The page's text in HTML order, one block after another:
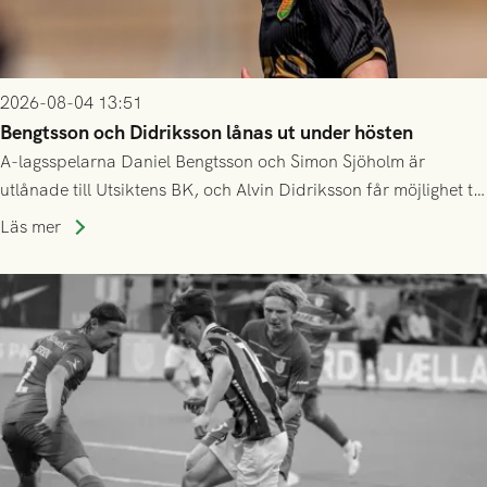
2026-08-04 13:51
Bengtsson och Didriksson lånas ut under hösten
A-lagsspelarna Daniel Bengtsson och Simon Sjöholm är
utlånade till Utsiktens BK, och Alvin Didriksson får möjlighet till
speltid i Hestrafors genom föreningssamarbete.
Läs mer